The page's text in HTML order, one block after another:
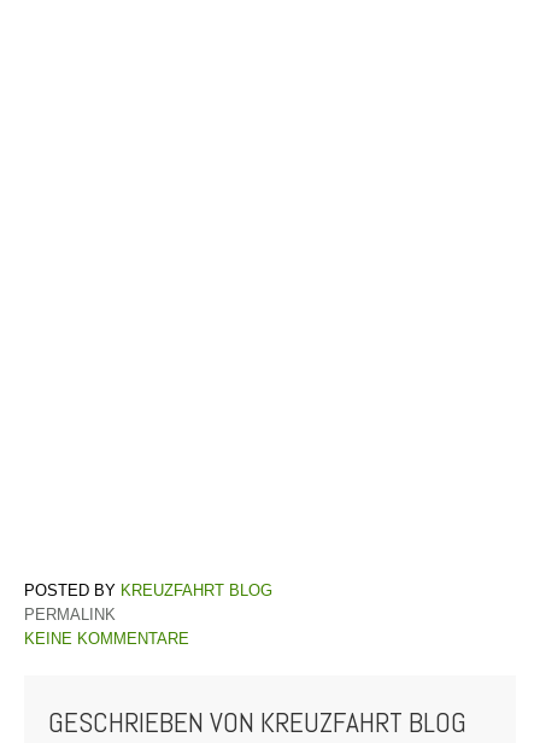
KREUZFAHRT BLOG
PERMALINK
KEINE KOMMENTARE
GESCHRIEBEN VON KREUZFAHRT BLOG